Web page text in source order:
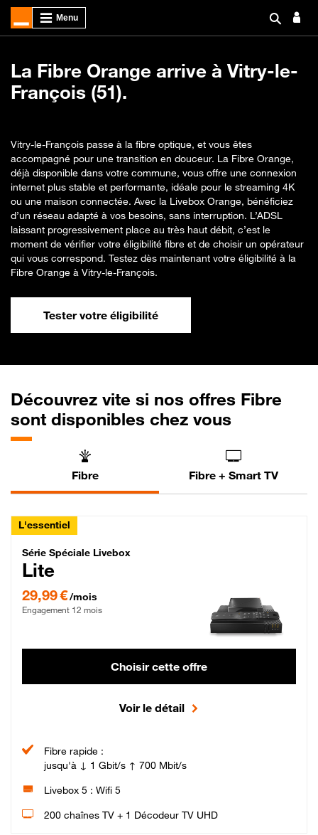
La Fibre Orange arrive à Vitry-le-
François (51).
Vitry-le-François passe à la fibre optique, et vous êtes
accompagné pour une transition en douceur. La Fibre Orange,
déjà disponible dans votre commune, vous offre une connexion
internet plus stable et performante, idéale pour le streaming 4K
ou une maison connectée. Avec la Livebox Orange, bénéficiez
d’un réseau adapté à vos besoins, sans interruption. L’ADSL
laissant progressivement place au très haut débit, c’est le
moment de vérifier votre éligibilité fibre et de choisir un opérateur
qui vous correspond. Testez dès maintenant votre éligibilité à la
Fibre Orange à Vitry-le-François.
Tester votre éligibilité
Découvrez vite si nos offres Fibre
sont disponibles chez vous
Fibre Fibre + Smart TV
L'essentiel
Série Spéciale Livebox Lite Fibre
Série Spéciale Livebox
Lite
29,99 €/mois
Engagement 12 mois
Choisir cette offre
Voir le détail
Fibre rapide :
jusqu'à ↓ 1 Gbit/s ↑ 700 Mbit/s
Livebox 5 : Wifi 5
200 chaînes TV + 1 Décodeur TV UHD